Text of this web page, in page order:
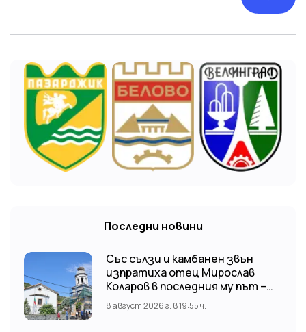
Последни новини
Със сълзи и камбанен звън
изпратиха отец Мирослав
Коларов в последния му път –
Пловдивският митрополит
Николай отслужи опелото
8 август 2026 г. в 19:55 ч.